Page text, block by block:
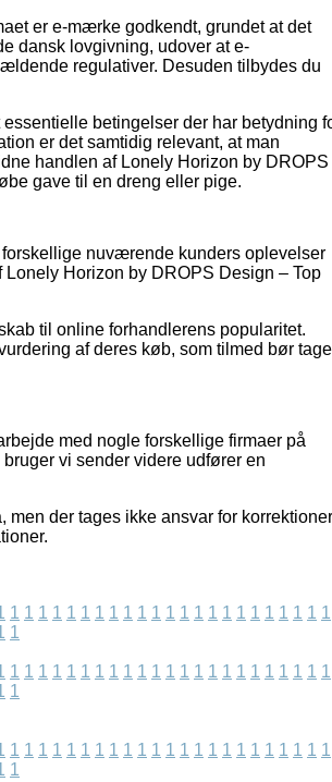
er e-mærke godkendt, grundet at det
dansk lovgivning, udover at e-
regulativer. Desuden tilbydes du
betingelser der har betydning
er det samtidig relevant, at man
handlen af Lonely Horizon by DROPS
gave til en dreng eller pige.
nuværende kunders oplevelser
Lonely Horizon by DROPS Design – Top
til online forhandlerens popularitet.
af deres køb, som tilmed bør
med nogle forskellige firmaer på
vi sender videre udfører en
der tages ikke ansvar for korrektioner
1 1 1 1 1 1 1 1 1 1 1 1 1 1 1 1 1 1 1 1 1 1 1
1
1 1 1 1 1 1 1 1 1 1 1 1 1 1 1 1 1 1 1 1 1 1 1
1
1 1 1 1 1 1 1 1 1 1 1 1 1 1 1 1 1 1 1 1 1 1 1
1